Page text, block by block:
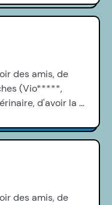
des amis, de
(Vio*****,
d'avoir la …
des amis, de